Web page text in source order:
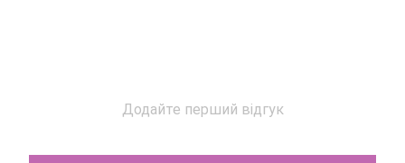
Додайте перший відгук